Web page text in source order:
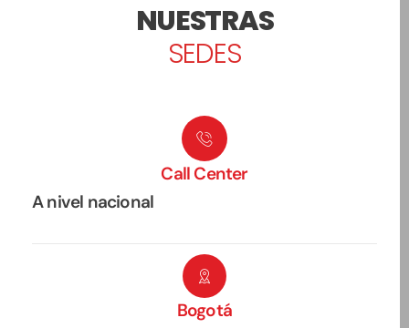
NUESTRAS
SEDES
Call Center
A nivel nacional
Bogotá